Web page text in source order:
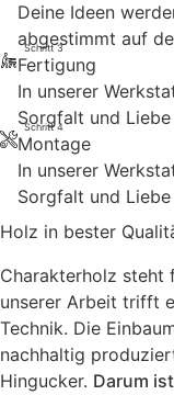
Deine Ideen
abgestimmt auf
Schritt 3
Fertigung
In unserer
Sorgfalt und
Schritt 4
Montage
In unserer
Sorgfalt und
Holz in bester
Charakterholz steht
unserer Arbeit trifft
Technik. Die
nachhaltig
Hingucker. Darum